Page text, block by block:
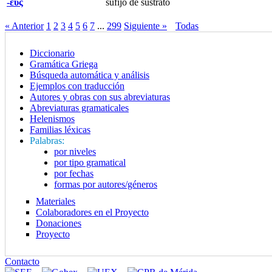
-εύς
sufijo de sustrato
« Anterior 1 2 3 4 5 6 7 ... 299 Siguiente » Todas
Diccionario
Gramática Griega
Búsqueda automática y análisis
Ejemplos con traducción
Autores y obras con sus abreviaturas
Abreviaturas gramaticales
Helenismos
Familias léxicas
Palabras:
por niveles
por tipo gramatical
por fechas
formas por autores/géneros
Materiales
Colaboradores en el Proyecto
Donaciones
Proyecto
Contacto